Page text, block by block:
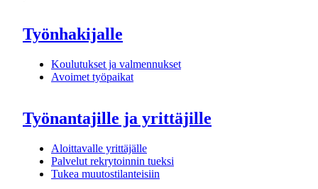
Työnhakijalle
Koulutukset ja valmennukset
Avoimet työpaikat
Työnantajille ja yrittäjille
Aloittavalle yrittäjälle
Palvelut rekrytoinnin tueksi
Tukea muutostilanteisiin